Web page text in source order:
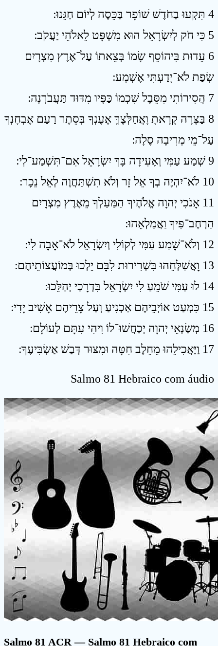
4 תִּקְעוּ בַחֹדֶשׁ שׁוֹפָר בַּכֵּסֶה לְיוֹם חַגֵּנוּ ׃
5 כִּי חֹק לְיִשְׂרָאֵל הוּא מִשְׁפָּט לֵאלֹהֵי יַעֲקֹב ׃
6 עֵדוּת בִּיהוֹסֵף שָׂמוֹ בְּצֵאתוֹ עַל־אֶרֶץ מִצְרָיִם
שְׂפַת לֹא־יָדַעְתִּי אֶשְׁמָע ׃
7 הֲסִירוֹתִי מִסֵּבֶל שִׁכְמוֹ כַּפָּיו מִדּוּד תַּעֲבֹרְנָה ׃
8 בַּצָּרָה קָרָאתָ וָאֲחַלְּצֶךָּ אֶעֶנְךָ בְּסֵתֶר רַעַם אֶבְחָנְךָ
עַל־מֵי מְרִיבָה סֶלָה ׃
9 שְׁמַע עַמִּי וְאָעִידָה בָּךְ יִשְׂרָאֵל אִם־תִּשְׁמַע־לִי ׃
10 לֹא־יִהְיֶה בְךָ אֵל זָר וְלֹא תִשְׁתַּחֲוֶה לְאֵל נֵכָר ׃
11 אָנֹכִי יְהוָה אֱלֹהֶיךָ הַמַּעַלְךָ מֵאֶרֶץ מִצְרָיִם
הַרְחֶב־פִּיךָ וַאֲמַלְאֵהוּ ׃
12 וְלֹא־שָׁמַע עַמִּי לְקוֹלִי וְיִשְׂרָאֵל לֹא־אָבָה לִי ׃
13 וָאֲשַׁלְּחֵהוּ בִּשְׁרִירוּת לִבָּם יֵלְכוּ בְּמוֹעֲצוֹתֵיהֶם ׃
14 לוּ עַמִּי שֹׁמֵעַ לִי יִשְׂרָאֵל בִּדְרָכַי יְהַלֵּכוּ ׃
15 כִּמְעַט אוֹיְבֵיהֶם אַכְנִיעַ וְעַל צָרֵיהֶם אָשִׁיב יָדִי ׃
16 מְשַׂנְאֵי יְהוָה יְכַחֲשׁוּ־לוֹ וִיהִי עִתָּם לְעוֹלָם ׃
17 וַיַּאֲכִילֵהוּ מֵחֵלֶב חִטָּה וּמִצּוּר דְּבַשׁ אַשְׂבִּיעֶךָ ׃
Salmo 81 Hebraico com áudio
Salmo 81 ACR — Salmo 81 Hebraico com